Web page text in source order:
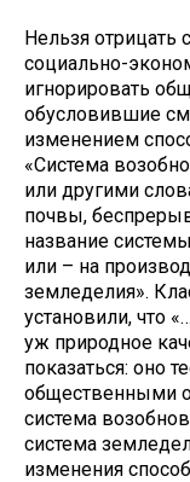
Нельзя отрицать
социально-
игнорировать
обусловившие
изменением
«Система
или другими
почвы,
название
или – на
земледелия».
установили, что
уж природное
показаться: оно
общественными
система
система
изменения